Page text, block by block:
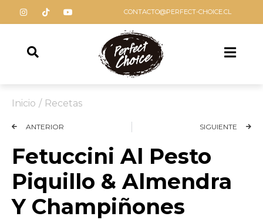
CONTACTO@PERFECT-CHOICE.CL
Inicio / Recetas
ANTERIOR SIGUIENTE
Fetuccini Al Pesto
Piquillo & Almendra
Y Champiñones